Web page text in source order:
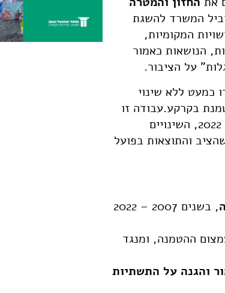
המשרד להשגת
המקומיות,
הנושאות כאמור
על הציבור.
כמעט ללא שינוי
מוטמנת בקרקע.עבודה זו
בחנה את המדיניות הלאומית לטיפול בפסולת עירונית מוצקה בשנים 2007 – 2022, השינויים
והתוצאות בפועל
, בשנים 2007 – 2022
ההטמנה, ומנגד
והגנה על התשתיות